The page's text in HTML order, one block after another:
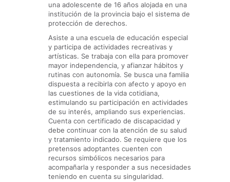
una adolescente de 16 años alojada en una
institución de la provincia bajo el sistema de
protección de derechos.
Asiste a una escuela de educación especial
y participa de actividades recreativas y
artísticas. Se trabaja con ella para promover
mayor independencia, y afianzar hábitos y
rutinas con autonomía. Se busca una familia
dispuesta a recibirla con afecto y apoyo en
las cuestiones de la vida cotidiana,
estimulando su participación en actividades
de su interés, ampliando sus experiencias.
Cuenta con certificado de discapacidad y
debe continuar con la atención de su salud
y tratamiento indicado. Se requiere que los
pretensos adoptantes cuenten con
recursos simbólicos necesarios para
acompañarla y responder a sus necesidades
teniendo en cuenta su singularidad.